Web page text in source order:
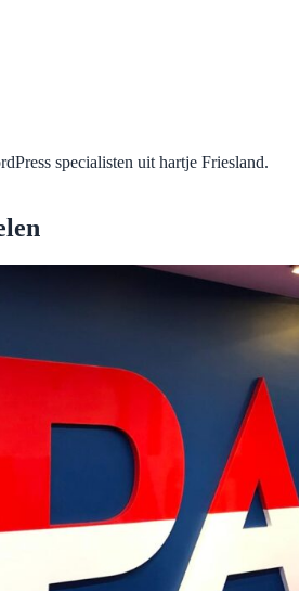
specialisten uit hartje Friesland.